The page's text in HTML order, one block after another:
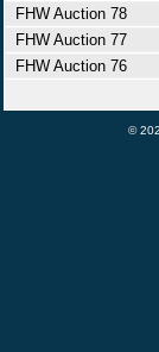
FHW Auction 78
FHW Auction 77
FHW Auction 76
©